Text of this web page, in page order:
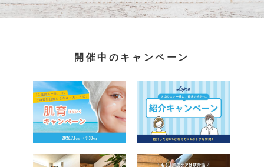
開催中のキャンペーン